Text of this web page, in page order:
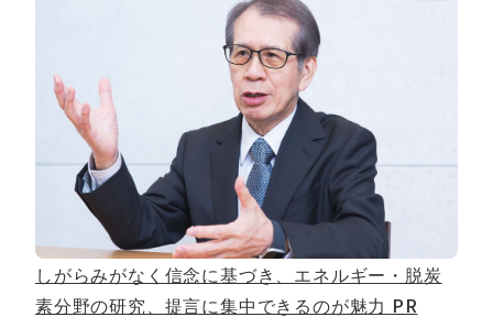
しがらみがなく信念に基づき、エネルギー・脱炭
素分野の研究、提言に集中できるのが魅力 PR